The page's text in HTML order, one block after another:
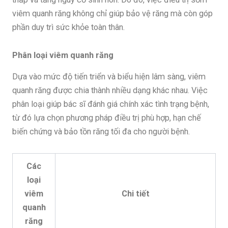
viêm quanh răng không chỉ giúp bảo vệ răng mà còn góp
phần duy trì sức khỏe toàn thân.
Phân loại viêm quanh răng
Dựa vào mức độ tiến triển và biểu hiện lâm sàng, viêm
quanh răng được chia thành nhiều dạng khác nhau. Việc
phân loại giúp bác sĩ đánh giá chính xác tình trạng bệnh,
từ đó lựa chọn phương pháp điều trị phù hợp, hạn chế
biến chứng và bảo tồn răng tối đa cho người bệnh.
Các
loại
viêm
quanh
răng
Chi tiết